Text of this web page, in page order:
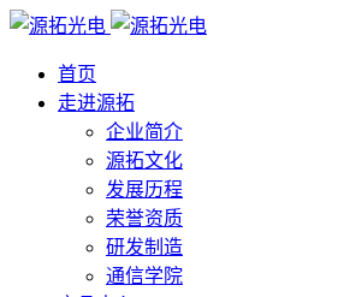
首页
走进源拓
企业简介
源拓文化
发展历程
荣誉资质
研发制造
通信学院